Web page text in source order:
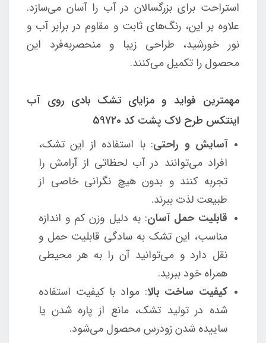
استراحت برای بزرگسالان در آب را آسان می‌سازد.
علاوه بر این، رنگ‌های ثابت و مقاوم در برابر آب و
نور خورشید، طراحی زیبا و منحصربه‌فرد این
محصول را تکمیل می‌کنند.
مهمترین فواید و مزایای تشک بادی روی آب
اینتکس طرح لاک پشت کد 59720
آسایش و راحتی: با استفاده از این تشک،
افراد می‌توانند در آب لحظاتی از آرامش را
تجربه کنند و بدون هیچ نگرانی خاصی از
طبیعت لذت ببرند.
قابلیت حمل آسان: به دلیل وزن کم و اندازه
مناسب، این تشک به سادگی قابلیت حمل و
نقل دارد و می‌توانید آن را به هر محیطی
همراه خود ببرید.
کیفیت ساخت بالا: مواد با کیفیت استفاده
شده در تولید تشک، مانع از پاره شدن یا
ساییده شدن زودرس محصول می‌شود.